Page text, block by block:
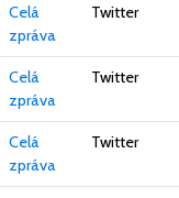
Celá
zpráva
Twitter
Celá
zpráva
Twitter
Celá
zpráva
Twitter